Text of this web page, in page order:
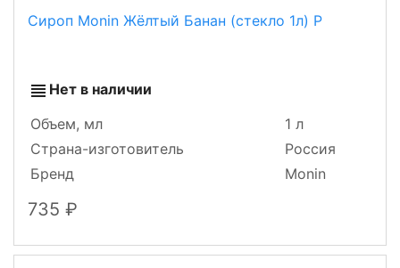
Сироп Monin Жёлтый Банан (стекло 1л) Р
Нет в наличии
Объем, мл
1 л
Страна-изготовитель
Россия
Бренд
Monin
735